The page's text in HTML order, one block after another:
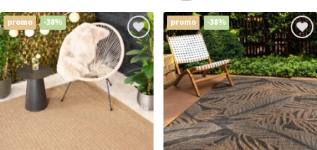
promo -38% promo -38%